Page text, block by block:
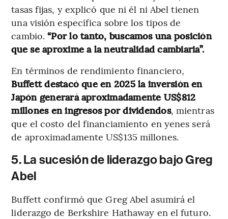
tasas fijas, y explicó que ni él ni Abel tienen
una visión específica sobre los tipos de
cambio.“Por lo tanto, buscamos una posición
que se aproxime a la neutralidad cambiaria”​.
En términos de rendimiento financiero,
Buffett destacó que en 2025 la inversión en
Japón generará aproximadamente US$812
millones en ingresos por dividendos, mientras
que el costo del financiamiento en yenes será
de aproximadamente US$135 millones​.
5. La sucesión de liderazgo bajo Greg
Abel
Buffett confirmó que Greg Abel asumirá el
liderazgo de Berkshire Hathaway en el futuro.